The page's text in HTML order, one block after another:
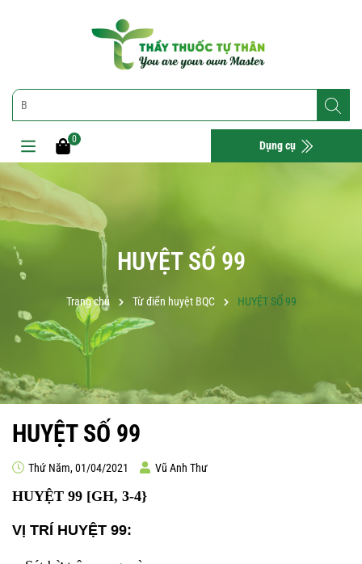
0 Dụng cụ
HUYỆT SỐ 99
Trang chủ Từ điển huyệt BQC HUYỆT SỐ 99
HUYỆT SỐ 99
Thứ Năm, 01/04/2021 Vũ Anh Thư
HUYỆT 99 [GH, 3-4}
VỊ TRÍ HUYỆT 99: